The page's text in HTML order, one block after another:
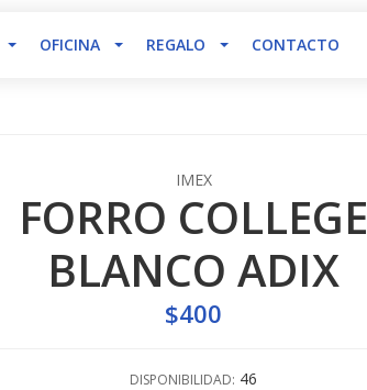
OFICINA REGALO CONTACTO
IMEX
FORRO COLLEGE
BLANCO ADIX
$400
DISPONIBILIDAD: 46